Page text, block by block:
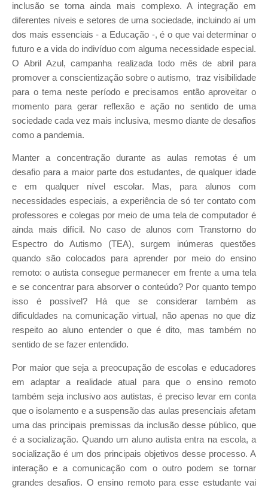
inclusão se torna ainda mais complexo. A integração em
diferentes níveis e setores de uma sociedade, incluindo aí um
dos mais essenciais - a Educação -, é o que vai determinar o
futuro e a vida do indivíduo com alguma necessidade especial.
O Abril Azul, campanha realizada todo mês de abril para
promover a conscientização sobre o autismo, traz visibilidade
para o tema neste período e precisamos então aproveitar o
momento para gerar reflexão e ação no sentido de uma
sociedade cada vez mais inclusiva, mesmo diante de desafios
como a pandemia.
Manter a concentração durante as aulas remotas é um
desafio para a maior parte dos estudantes, de qualquer idade
e em qualquer nível escolar. Mas, para alunos com
necessidades especiais, a experiência de só ter contato com
professores e colegas por meio de uma tela de computador é
ainda mais difícil. No caso de alunos com Transtorno do
Espectro do Autismo (TEA), surgem inúmeras questões
quando são colocados para aprender por meio do ensino
remoto: o autista consegue permanecer em frente a uma tela
e se concentrar para absorver o conteúdo? Por quanto tempo
isso é possível? Há que se considerar também as
dificuldades na comunicação virtual, não apenas no que diz
respeito ao aluno entender o que é dito, mas também no
sentido de se fazer entendido.
Por maior que seja a preocupação de escolas e educadores
em adaptar a realidade atual para que o ensino remoto
também seja inclusivo aos autistas, é preciso levar em conta
que o isolamento e a suspensão das aulas presenciais afetam
uma das principais premissas da inclusão desse público, que
é a socialização. Quando um aluno autista entra na escola, a
socialização é um dos principais objetivos desse processo. A
interação e a comunicação com o outro podem se tornar
grandes desafios. O ensino remoto para esse estudante vai